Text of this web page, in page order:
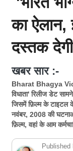
का ऐलान,
दस्तक
खबर सार :-
Bharat Bhagya
विधाता' रिलीज डेट
जिसमें फ़िल्म के टाइटल
नवंबर, 2008 की
फ़िल्म, वहां के आम
Published